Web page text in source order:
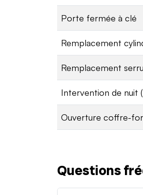
Porte fermée à clé
Remplacement
Remplacement
Intervention de nuit
Ouverture coffre-
Questions